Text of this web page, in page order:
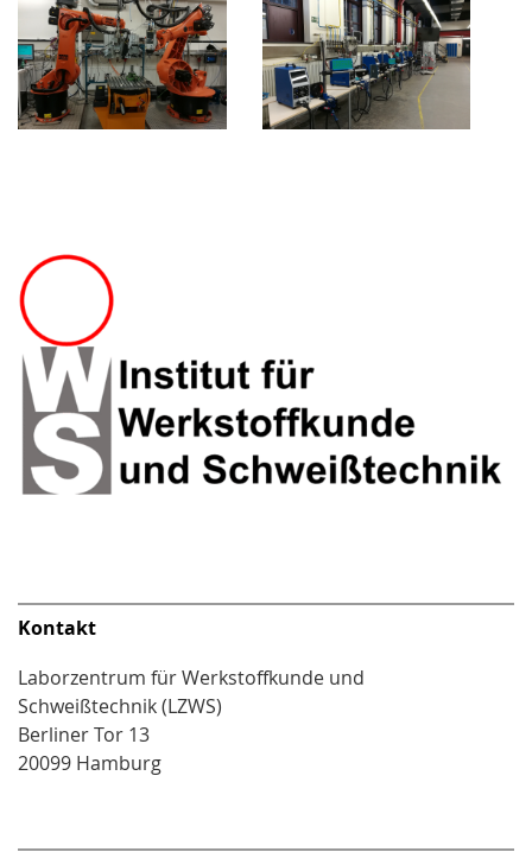
Kontakt
Laborzentrum für Werkstoffkunde und
Schweißtechnik (LZWS)
Berliner Tor 13
20099 Hamburg